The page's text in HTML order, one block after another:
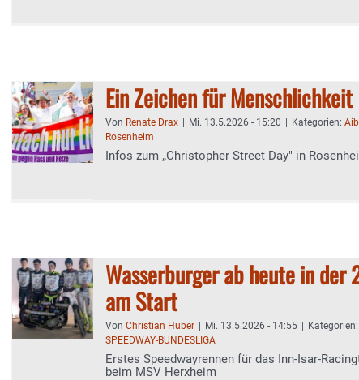
Ein Zeichen für Menschlichkeit
Von Renate Drax Mi. 13.5.2026 - 15:20 Kategorien:
Rosenheim
Infos zum „Christopher Street Day" in
Wasserburger ab heute in der
am Start
Von Christian Huber Mi. 13.5.2026 - 14:55 Kategorien:
SPEEDWAY-BUNDESLIGA
Erstes Speedwayrennen für das Inn-Isar-
beim MSV Herxheim